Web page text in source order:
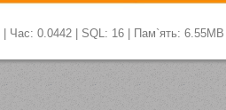
| Час: 0.0442 | SQL: 16 | Пам`ять: 6.55MB